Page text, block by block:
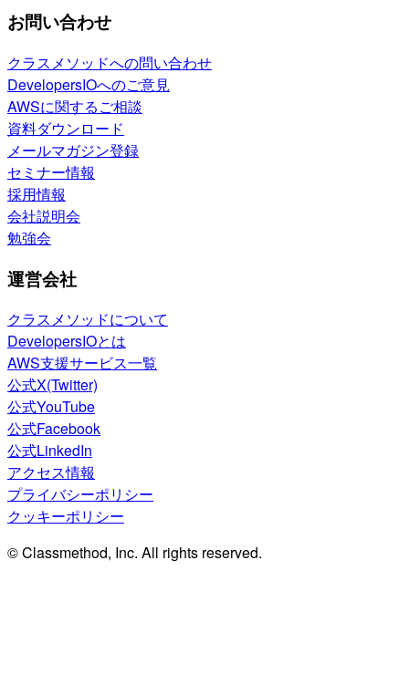
お問い合わせ
クラスメソッドへの問い合わせ
DevelopersIOへのご意見
AWSに関するご相談
資料ダウンロード
メールマガジン登録
セミナー情報
採用情報
会社説明会
勉強会
運営会社
クラスメソッドについて
DevelopersIOとは
AWS支援サービス一覧
公式X(Twitter)
公式YouTube
公式Facebook
公式LinkedIn
アクセス情報
プライバシーポリシー
クッキーポリシー
© Classmethod, Inc. All rights reserved.